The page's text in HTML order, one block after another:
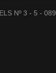
Nº 3 - 5 -